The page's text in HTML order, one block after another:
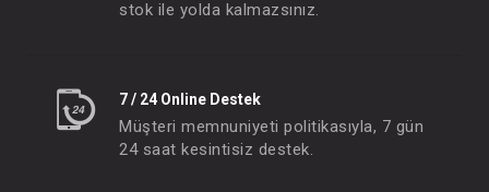
stok ile yolda kalmazsınız.
7 / 24 Online Destek
Müşteri memnuniyeti politikasıyla, 7 gün
24 saat kesintisiz destek.